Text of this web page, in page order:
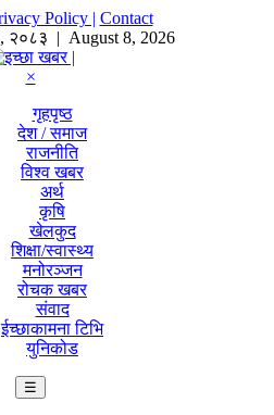
Policy | Contact
, २०८३ | August 8, 2026
×
गृहपृष्ठ
देश / समाज
राजनीति
विश्व खबर
अर्थ
कृषि
खेलकुद
शिक्षा/स्वास्थ्य
मनोरञ्जन
रोचक खबर
संवाद
ईच्छाकामना टिभि
युनिकोड
☰